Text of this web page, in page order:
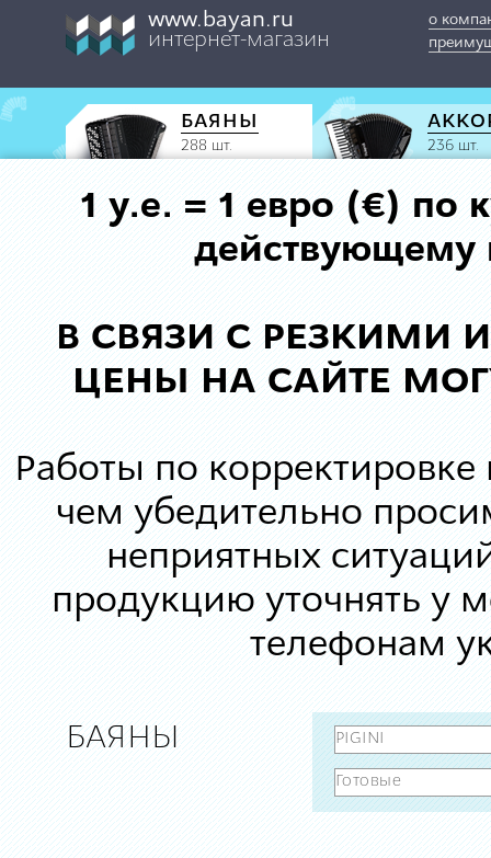
www.bayan.ru
интернет-магазин
о
БАЯНЫ
288 шт. 236 шт.
1 у.е. = 1 евро (€) по
действующему
В СВЯЗИ С РЕЗКИМИ
ЦЕНЫ НА САЙТЕ
Работы по корректировке
чем убедительно
неприятных
продукцию уточнять у
телефонам
БАЯНЫ